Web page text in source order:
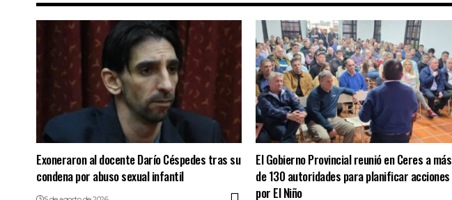
Exoneraron al docente Darío Céspedes tras su
condena por abuso sexual infantil
El Gobierno Provincial reunió en Ceres a más
de 130 autoridades para planificar acciones
por El Niño